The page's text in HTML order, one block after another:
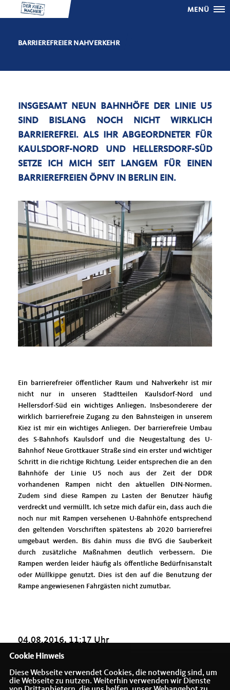
MENÜ
BARRIEREFREIER NAHVERKEHR
INSGESAMT NEUN BAHNHÖFE DER LINIE U5
SIND BISLANG NOCH NICHT WIRKLICH
BARRIEREFREI. ALS IHR ABGEORDNETER FÜR
KAULSDORF-NORD UND HELLERSDORF-SÜD
SETZE ICH MICH SEIT LANGEM FÜR EINEN
BARRIEREFREIEN ÖPNV IN BERLIN EIN.
Ein barrierefreier öffentlicher Raum und Nahverkehr ist mir
nicht nur in unseren Stadtteilen Kaulsdorf-Nord und
Hellersdorf-Süd ein wichtiges Anliegen. Insbesonderere der
wirklich barrierefreie Zugang zu den Bahnsteigen in unserem
Kiez ist mir ein wichtiges Anliegen. Der barrierefreie Umbau
des S-Bahnhofs Kaulsdorf und die Neugestaltung des U-
Bahnhof Neue Grottkauer Straße sind ein erster und wichtiger
Schritt in die richtige Richtung. Leider entsprechen die an den
Bahnhöfe der Linie U5 noch aus der Zeit der DDR
vorhandenen Rampen nicht den aktuellen DIN-Normen.
Zudem sind diese Rampen zu Lasten der Benutzer häufig
verdreckt und vermüllt. Ich setze mich dafür ein, dass auch die
noch nur mit Rampen versehenen U-Bahnhöfe entsprechend
den geltenden Vorschriften spätestens ab 2020 barrierefrei
umgebaut werden. Bis dahin muss die BVG die Sauberkeit
durch zusätzliche Maßnahmen deutlich verbessern. Die
Rampen werden leider häufig als öffentliche Bedürfnisanstalt
oder Müllkippe genutzt. Dies ist den auf die Benutzung der
Rampe angewiesenen Fahrgästen nicht zumutbar.
04.08.2016, 11:17 Uhr
Cookie Hinweis
Diese Webseite verwendet Cookies, die notwendig sind, um
die Webseite zu nutzen. Weiterhin verwenden wir Dienste